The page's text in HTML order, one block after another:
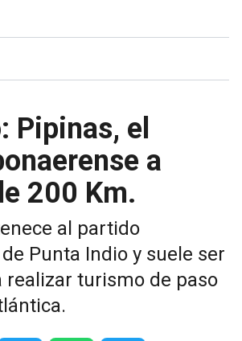
Pipinas, el
a
200 Km.
al partido
Punta Indio y suele ser
realizar turismo de paso